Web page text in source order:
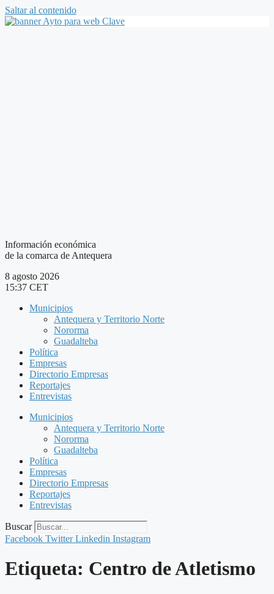
Saltar al contenido
Información económica
de la comarca de Antequera
8 agosto 2026
15:37 CET
Municipios
Antequera y Territorio Norte
Nororma
Guadalteba
Política
Empresas
Directorio Empresas
Reportajes
Entrevistas
Municipios
Antequera y Territorio Norte
Nororma
Guadalteba
Política
Empresas
Directorio Empresas
Reportajes
Entrevistas
Buscar
Facebook Twitter Linkedin Instagram
Etiqueta: Centro de Atletismo